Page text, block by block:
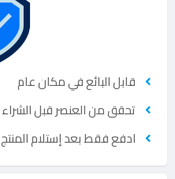
قابل البائع في مكان عام
تحقق من العنصر قبل الشراء
ادفع فقط بعد إستلام المنتج